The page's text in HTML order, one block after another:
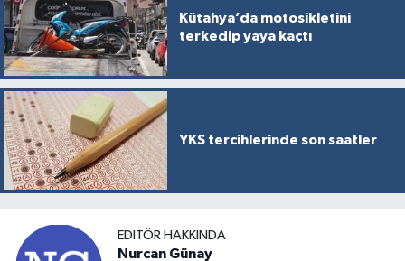
Kütahya’da motosikletini
terkedip yaya kaçtı
YKS tercihlerinde son saatler
EDITÖR HAKKINDA
Nurcan Günay